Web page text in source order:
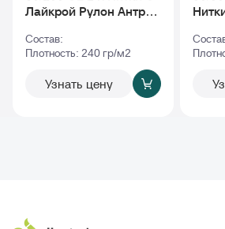
Лайкрой Рулон Антра-
Состав:
Плотность: 240 гр/м2
Узнать цену
11-